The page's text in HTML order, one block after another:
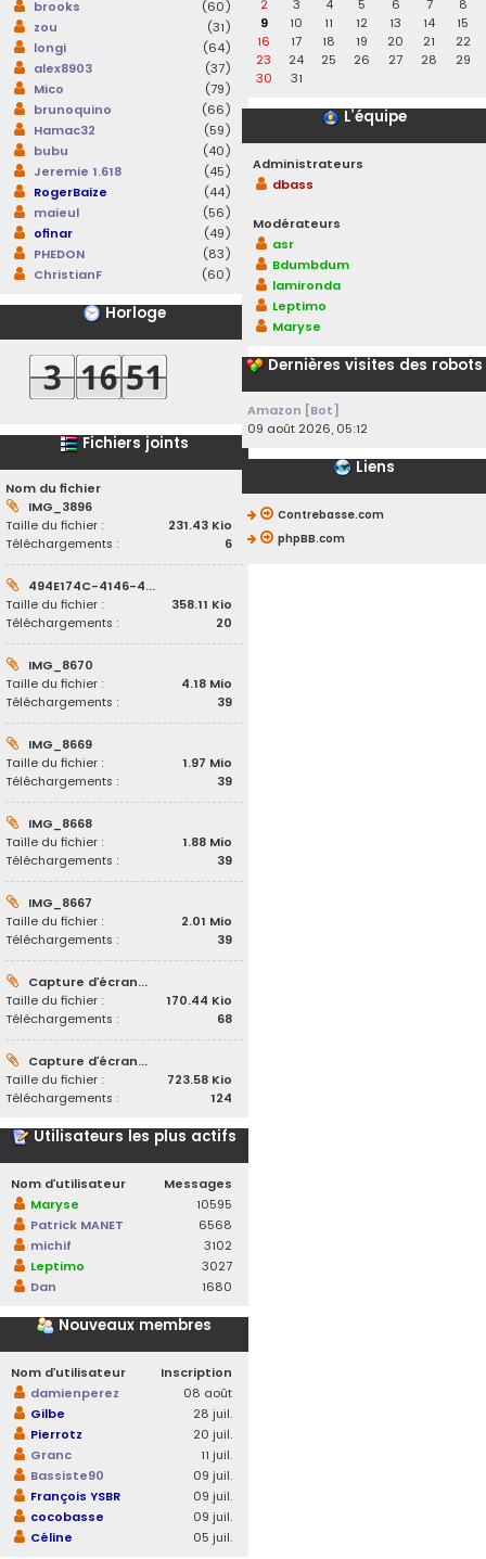
brooks
(60)
zou
(31)
longi
(64)
alex8903
(37)
Mico
(79)
brunoquino
(66)
Hamac32
(59)
bubu
(40)
Jeremie 1.618
(45)
RogerBaize
(44)
maieul
(56)
ofinar
(49)
PHEDON
(83)
ChristianF
(60)
Horloge
Fichiers joints
Nom du fichier
IMG_3896
Taille du fichier :
231.43 Kio
Téléchargements :
6
494E174C-4146-4...
Taille du fichier :
358.11 Kio
Téléchargements :
20
IMG_8670
Taille du fichier :
4.18 Mio
Téléchargements :
39
IMG_8669
Taille du fichier :
1.97 Mio
Téléchargements :
39
IMG_8668
Taille du fichier :
1.88 Mio
Téléchargements :
39
IMG_8667
Taille du fichier :
2.01 Mio
Téléchargements :
39
Capture d’écran...
Taille du fichier :
170.44 Kio
Téléchargements :
68
Capture d’écran...
Taille du fichier :
723.58 Kio
Téléchargements :
124
Utilisateurs les plus actifs
Nom d’utilisateur
Messages
Maryse
10595
Patrick MANET
6568
michif
3102
Leptimo
3027
Dan
1680
Nouveaux membres
Nom d’utilisateur
Inscription
damienperez
08 août
Gilbe
28 juil.
Pierrotz
20 juil.
Granc
11 juil.
Bassiste90
09 juil.
François YSBR
09 juil.
cocobasse
09 juil.
Céline
05 juil.
2
3 4 5 6 7
8
9
10 11 12 13 14
15
16
17 18 19 20 21
22
23
24 25 26 27 28
29
30
31
L’équipe
Administrateurs
dbass
Modérateurs
asr
Bdumbdum
lamironda
Leptimo
Maryse
Dernières visites des robots
Amazon [Bot]
09 août 2026, 05:12
Liens
Contrebasse.com
phpBB.com